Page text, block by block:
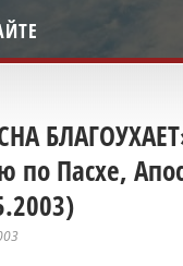
по Пасхе,